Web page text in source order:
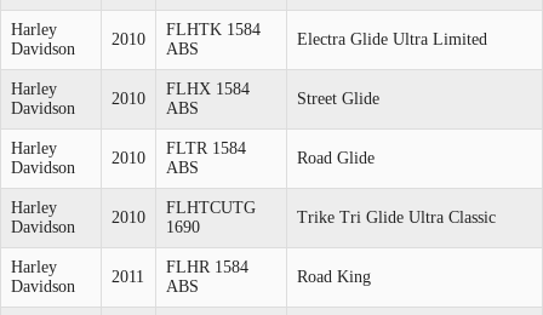
Harley
Davidson
2010
FLHTK 1584
ABS
Electra Glide Ultra Limited
Harley
Davidson
2010
FLHX 1584
ABS
Street Glide
Harley
Davidson
2010
FLTR 1584
ABS
Road Glide
Harley
Davidson
2010
FLHTCUTG
1690
Trike Tri Glide Ultra Classic
Harley
Davidson
2011
FLHR 1584
ABS
Road King